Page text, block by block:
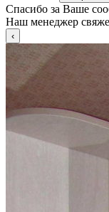
Спасибо за Ваше
Наш менеджер